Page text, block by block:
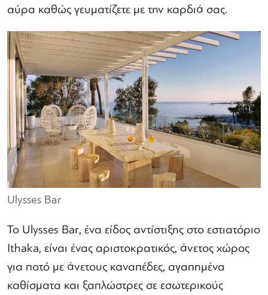
αύρα καθώς γευματίζετε με την καρδιά σας.
Ulysses Bar
Το Ulysses Bar, ένα είδος αντίστιξης στο εστιατόριο
Ithaka, είναι ένας αριστοκρατικός, άνετος χώρος
για ποτό με άνετους καναπέδες, αγαπημένα
καθίσματα και ξαπλώστρες σε εσωτερικούς